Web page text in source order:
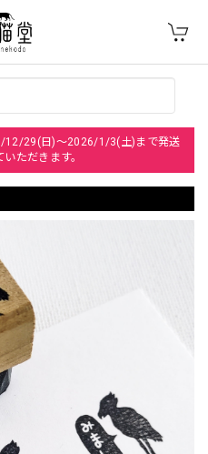
12/29(日)～2026/1/3(土)まで発送
ただきます。